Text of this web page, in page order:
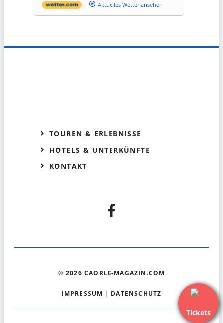
Aktuelles Wetter ansehen
Tickets
TOUREN & ERLEBNISSE
HOTELS & UNTERKÜNFTE
KONTAKT
© 2026 CAORLE-MAGAZIN.COM
IMPRESSUM | DATENSCHUTZ